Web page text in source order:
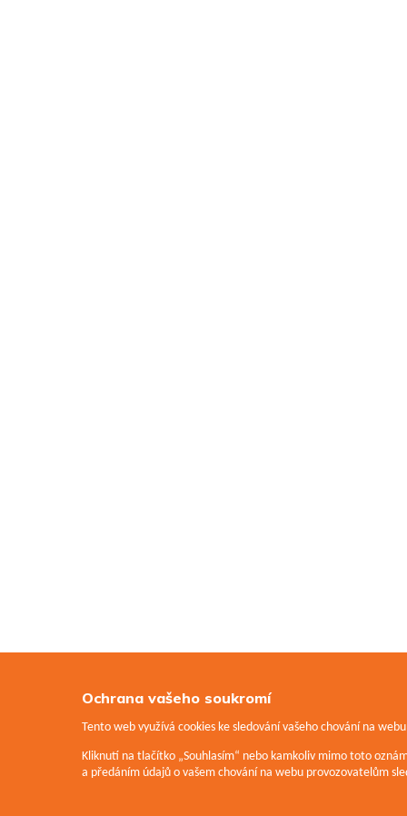
Ochrana vašeho soukromí
Tento web využívá cookies ke sledování vašeho chování na
Kliknutí na tlačítko „Souhlasím“ nebo kamkoliv mimo toto
a předáním údajů o vašem chování na webu provozovatelům